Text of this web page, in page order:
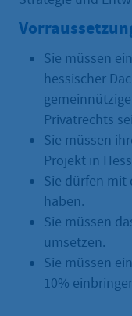
Sie müssen
hessischer
Privatrechts
Sie müssen
Projekt in
Sie dürfen mit
haben.
Sie müssen
umsetzen.
Sie müssen
10%